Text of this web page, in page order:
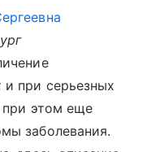
и при серьезных
при этом еще
заболевания.